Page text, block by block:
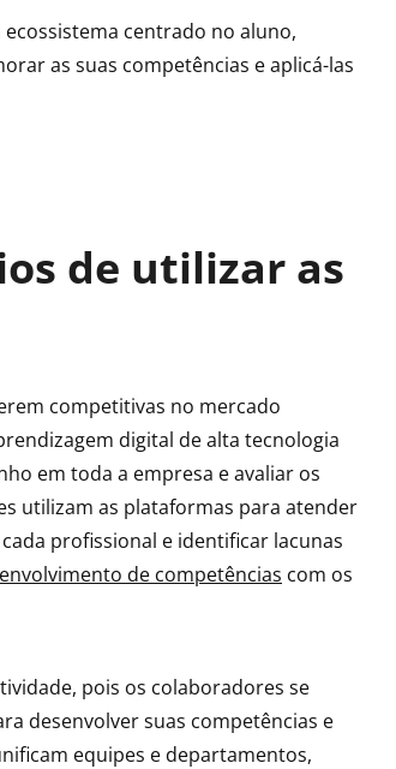
centrado no aluno,
as suas competências e aplicá-las
de utilizar as
competitivas no mercado
digital de alta tecnologia
em toda a empresa e avaliar os
utilizam as plataformas para atender
profissional e identificar lacunas
de competências com os
pois os colaboradores se
desenvolver suas competências e
equipes e departamentos,